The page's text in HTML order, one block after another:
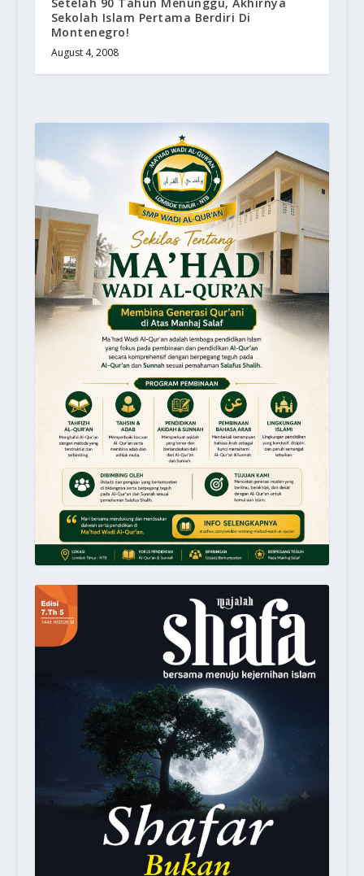
Sekolah Islam Pertama Berdiri Di
Montenegro!
August 4, 2008